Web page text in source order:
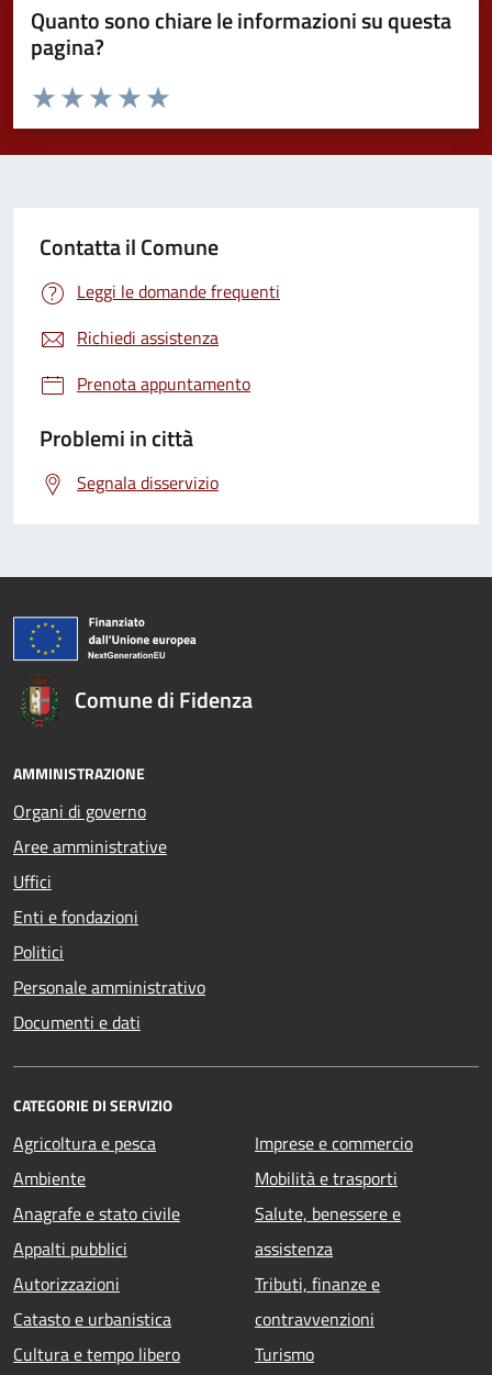
Quanto sono chiare le informazioni su questa
pagina?
Valuta da 1 a 5 stelle la pagina
Valuta 5 stelle su 5
Valuta 4 stelle su 5
Valuta 3 stelle su 5
Valuta 2 stelle su 5
Valuta 1 stelle su 5
Contatta il Comune
Leggi le domande frequenti
Richiedi assistenza
Prenota appuntamento
Problemi in città
Segnala disservizio
Comune di Fidenza
AMMINISTRAZIONE
Organi di governo
Aree amministrative
Uffici
Enti e fondazioni
Politici
Personale amministrativo
Documenti e dati
CATEGORIE DI SERVIZIO
Agricoltura e pesca
Ambiente
Anagrafe e stato civile
Appalti pubblici
Autorizzazioni
Catasto e urbanistica
Cultura e tempo libero
Imprese e commercio
Mobilità e trasporti
Salute, benessere e
assistenza
Tributi, finanze e
contravvenzioni
Turismo